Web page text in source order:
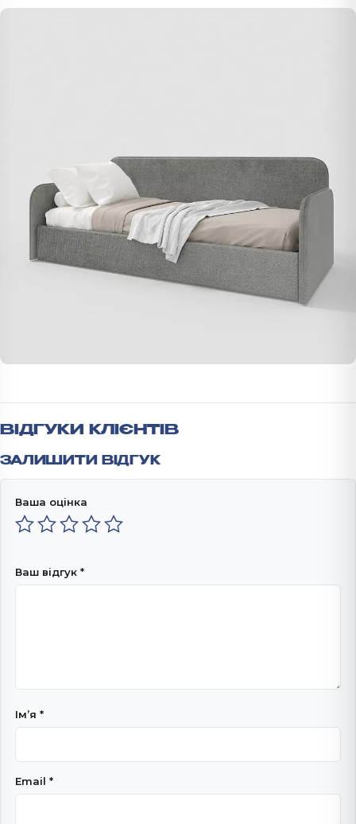
ВІДГУКИ КЛІЄНТІВ
ЗАЛИШИТИ ВІДГУК
Ваша оцінка
Ваш відгук *
Імʼя *
Email *